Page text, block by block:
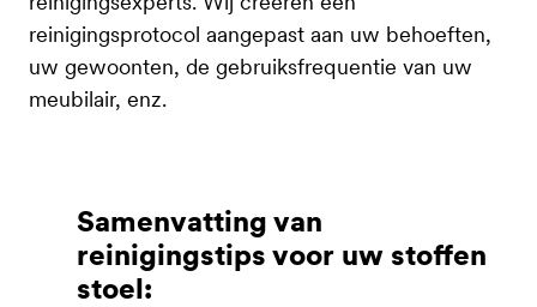
reinigingsprotocol aangepast aan uw behoeften,
uw gewoonten, de gebruiksfrequentie van uw
meubilair, enz.
Samenvatting van
reinigingstips voor uw stoffen
stoel: